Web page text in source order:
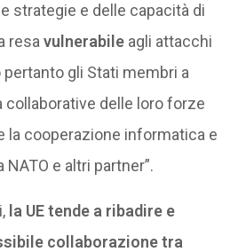
strategie e delle capacità di
resa vulnerabileagli attacchi
gli Stati membri a
collaborative delle loro forze
la cooperazione informatica e
NATO e altri partner”.
la UE tende a ribadire e
collaborazione tra